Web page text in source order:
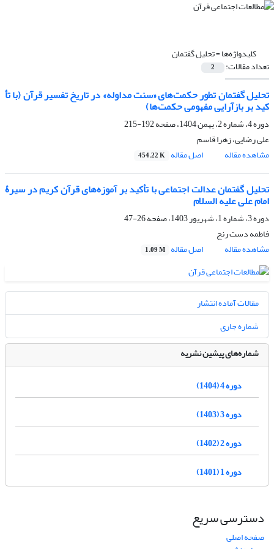
کلیدواژه‌ها =تحلیل گفتمان
تعداد مقالات: 2
تحلیل گفتمان تطور حکمت‌های «سنت مداوله» در تاریخ تفسیر قرآن (با تأ
کید بر بازآرایی مفهومی حکمت‌ها)
دوره 4، شماره 2، بهمن 1404، صفحه
192-215
علی رضایی، زهرا قاسم
مشاهده مقاله
اصل مقاله 454.22 K
تحلیل گفتمان عدالت اجتماعی با تأکید بر آموزه‌های قرآن کریم در سیرۀ
امام علی علیه السلام
دوره 3، شماره 1، شهریور 1403، صفحه
26-47
فاطمه دست رنج
مشاهده مقاله
اصل مقاله 1.09 M
مقالات آماده انتشار
شماره جاری
شماره‌های پیشین نشریه
دوره 4 (1404)
دوره 3 (1403)
دوره 2 (1402)
دوره 1 (1401)
دسترسی سریع
صفحه اصلی